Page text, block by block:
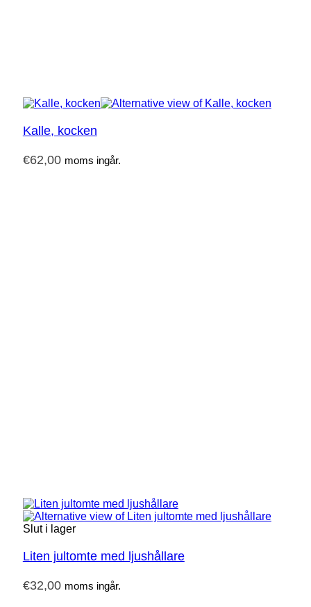
Kalle, kocken
€62,00 moms ingår.
Slut i lager
Liten jultomte med ljushållare
€32,00 moms ingår.